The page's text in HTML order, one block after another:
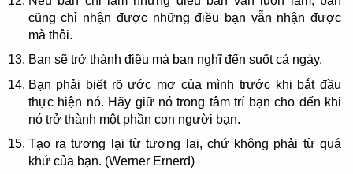
cũng chỉ nhận được những điều bạn vẫn nhận được
mà thôi.
Bạn sẽ trở thành điều mà bạn nghĩ đến suốt cả ngày.
Bạn phải biết rõ ước mơ của mình trước khi bắt đầu
thực hiện nó. Hãy giữ nó trong tâm trí bạn cho đến khi
nó trở thành một phần con người bạn.
Tạo ra tương lại từ tương lai, chứ không phải từ quá
khứ của bạn. (Werner Ernerd)